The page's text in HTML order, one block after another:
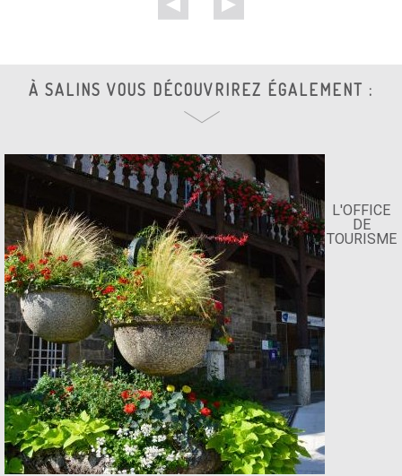
À SALINS VOUS DÉCOUVRIREZ ÉGALEMENT :
L'OFFICE
DE
TOURISME